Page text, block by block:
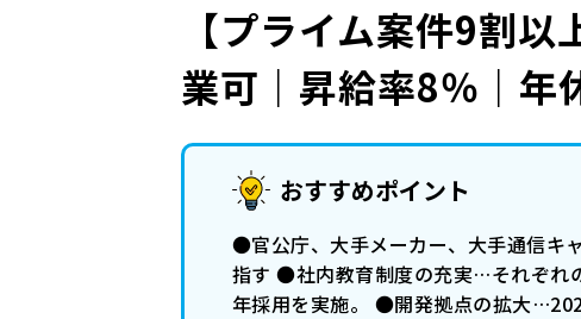
【プライム案件9割
業可｜昇給率8％｜年
おすすめポイント
●官公庁、大手メーカー、大手通信キ
指す ●社内教育制度の充実…それぞれ
年採用を実施。 ●開発拠点の拡大